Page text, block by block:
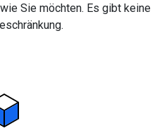
Sie möchten. Es gibt keine